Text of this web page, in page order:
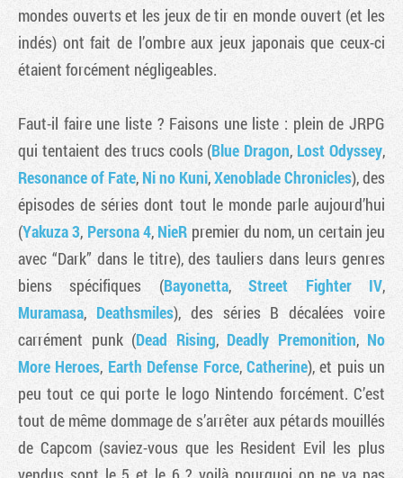
mondes ouverts et les jeux de tir en monde ouvert (et les
indés) ont fait de l’ombre aux jeux japonais que ceux-ci
étaient forcément négligeables.
Faut-il faire une liste ? Faisons une liste : plein de JRPG
qui tentaient des trucs cools (Blue Dragon, Lost Odyssey,
Resonance of Fate, Ni no Kuni,Xenoblade Chronicles), des
épisodes de séries dont tout le monde parle aujourd’hui
(Yakuza 3, Persona 4, NieR premier du nom, un certain jeu
avec “Dark” dans le titre), des tauliers dans leurs genres
biens spécifiques (Bayonetta,Street Fighter IV,
Muramasa, Deathsmiles), des séries B décalées voire
carrément punk (Dead Rising, Deadly Premonition, No
More Heroes, Earth Defense Force, Catherine), et puis un
peu tout ce qui porte le logo Nintendo forcément. C’est
tout de même dommage de s’arrêter aux pétards mouillés
de Capcom (saviez-vous que les Resident Evil les plus